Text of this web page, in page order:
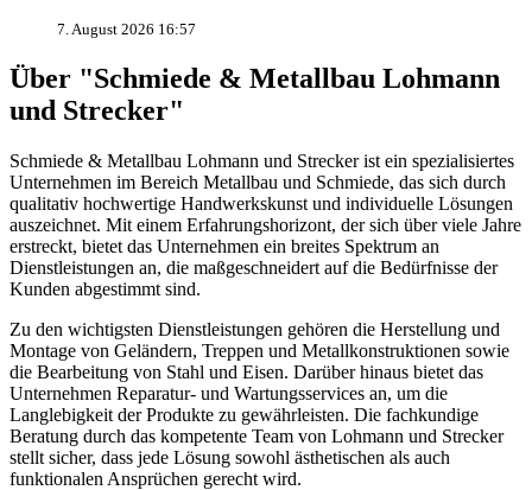
7. August 2026 16:57
Über "Schmiede & Metallbau Lohmann
und Strecker"
Schmiede & Metallbau Lohmann und Strecker ist ein spezialisiertes
Unternehmen im Bereich Metallbau und Schmiede, das sich durch
qualitativ hochwertige Handwerkskunst und individuelle Lösungen
auszeichnet. Mit einem Erfahrungshorizont, der sich über viele Jahre
erstreckt, bietet das Unternehmen ein breites Spektrum an
Dienstleistungen an, die maßgeschneidert auf die Bedürfnisse der
Kunden abgestimmt sind.
Zu den wichtigsten Dienstleistungen gehören die Herstellung und
Montage von Geländern, Treppen und Metallkonstruktionen sowie
die Bearbeitung von Stahl und Eisen. Darüber hinaus bietet das
Unternehmen Reparatur- und Wartungsservices an, um die
Langlebigkeit der Produkte zu gewährleisten. Die fachkundige
Beratung durch das kompetente Team von Lohmann und Strecker
stellt sicher, dass jede Lösung sowohl ästhetischen als auch
funktionalen Ansprüchen gerecht wird.